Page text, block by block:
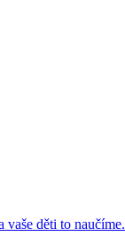
děti to naučíme.